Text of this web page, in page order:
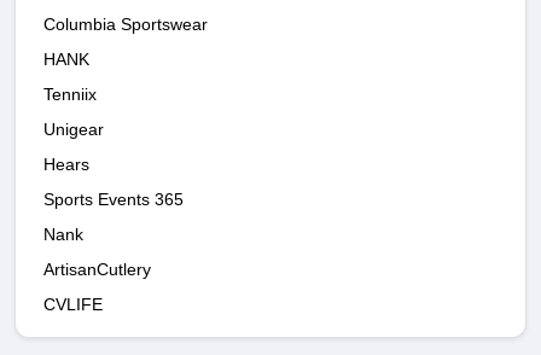
Columbia Sportswear
HANK
Tenniix
Unigear
Hears
Sports Events 365
Nank
ArtisanCutlery
CVLIFE